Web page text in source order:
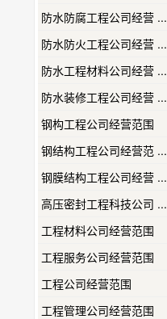
防水防腐工程公司经营 ...
防水防火工程公司经营 ...
防水工程材料公司经营 ...
防水装修工程公司经营 ...
钢构工程公司经营范围
钢结构工程公司经营范 ...
钢膜结构工程公司经营 ...
高压密封工程科技公司 ...
工程材料公司经营范围
工程服务公司经营范围
工程公司经营范围
工程管理公司经营范围